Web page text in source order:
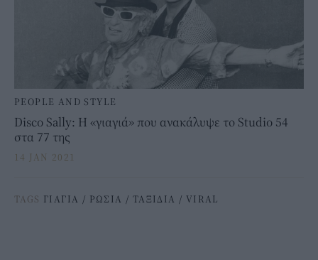
PEOPLE AND STYLE
Disco Sally: Η «γιαγιά» που ανακάλυψε το Studio 54
στα 77 της
14 JAN 2021
TAGS ΓΙΑΓΙΑ / ΡΩΣΙΑ / ΤΑΞΙΔΙΑ / VIRAL